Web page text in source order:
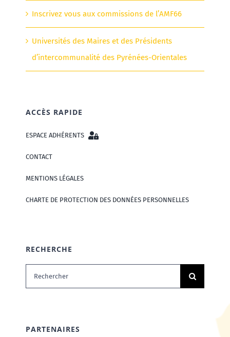
Inscrivez vous aux commissions de l’AMF66
Universités des Maires et des Présidents
d’intercommunalité des Pyrénées-Orientales
ACCÈS RAPIDE
ESPACE ADHÉRENTS
CONTACT
MENTIONS LÉGALES
CHARTE DE PROTECTION DES DONNÉES PERSONNELLES
RECHERCHE
Rechercher:
PARTENAIRES